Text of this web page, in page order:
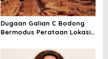
Dugaan Galian C Bodong
Bermodus Perataan Lokasi
Riau Akan Tinjauan Lokasi